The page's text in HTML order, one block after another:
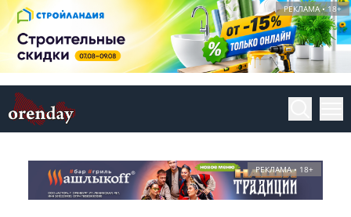
РЕКЛАМА • 18+
РЕКЛАМА • 18+